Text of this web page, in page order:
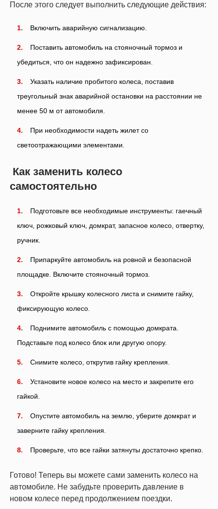
После этого следует выполнить следующие действия:
Включить аварийную сигнализацию.
Поставить автомобиль на стояночный тормоз и
убедиться, что он надежно зафиксирован.
Указать наличие пробитого колеса, поставив
треугольный знак аварийной остановки на расстоянии не
менее 50 м от автомобиля.
При необходимости надеть жилет со
светоотражающими элементами.
Как заменить колесо
самостоятельно
Подготовьте все необходимые инструменты: гаечный
ключ, рожковый ключ, домкрат, запасное колесо, отвертку,
ручник.
Припаркуйте автомобиль на ровной и безопасной
площадке. Включите стояночный тормоз.
Откройте крышку колесного листа и снимите гайку,
фиксирующую колесо.
Поднимите автомобиль с помощью домкрата.
Подставьте под колесо блок или другую опору.
Снимите колесо, открутив гайку крепления.
Установите новое колесо на место и закрепите его
гайкой.
Опустите автомобиль на землю, уберите домкрат и
заверните гайку крепления.
Проверьте, что все гайки затянуты достаточно крепко.
Готово! Теперь вы можете сами заменить колесо на
автомобиле. Не забудьте проверить давление в
новом колесе перед продолжением поездки.